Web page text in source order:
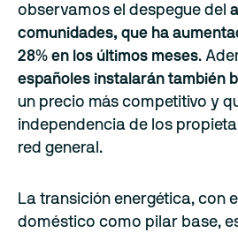
observamos el despegue del
comunidades, que ha
28% en los últimos meses.
españoles instalarán también
un precio más competitivo y
independencia de los
red general.
La transición energética, con
doméstico como pilar base,